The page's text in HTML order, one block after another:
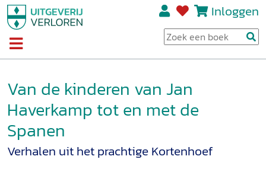
Inloggen
Van de kinderen van Jan
Haverkamp tot en met de
Spanen
Verhalen uit het prachtige Kortenhoef